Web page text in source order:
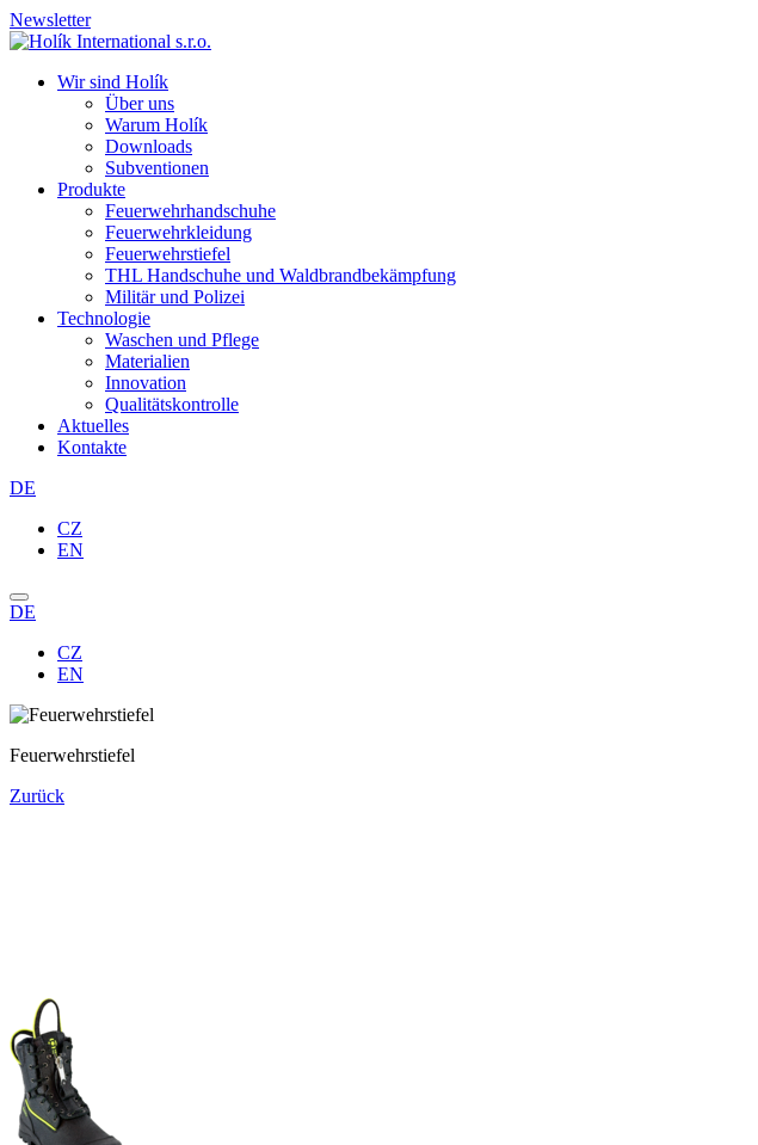
Newsletter
Wir sind Holík
Über uns
Warum Holík
Downloads
Subventionen
Produkte
Feuerwehrhandschuhe
Feuerwehrkleidung
Feuerwehrstiefel
THL Handschuhe und Waldbrandbekämpfung
Militär und Polizei
Technologie
Waschen und Pflege
Materialien
Innovation
Qualitätskontrolle
Aktuelles
Kontakte
DE
CZ
EN
DE
CZ
EN
Feuerwehrstiefel
Zurück